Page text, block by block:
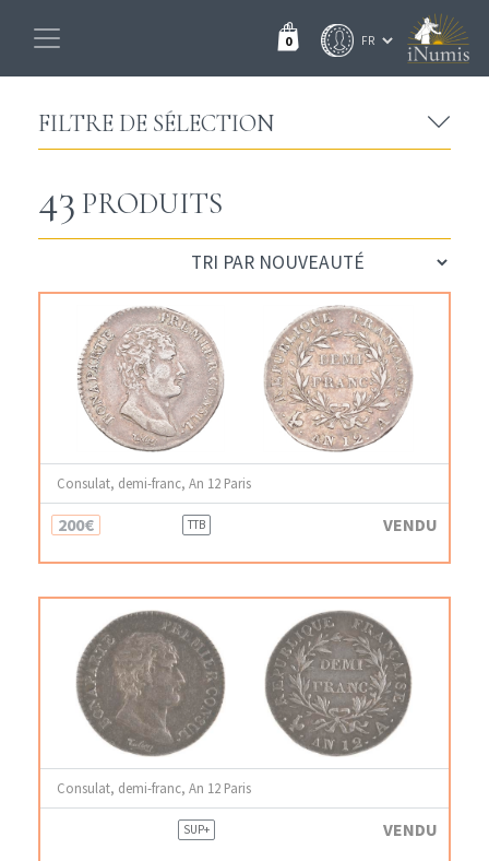
0
FILTRE DE SÉLECTION
43 PRODUITS
Consulat, demi-franc, An 12 Paris
200€ TTB VENDU
Consulat, demi-franc, An 12 Paris
SUP+ VENDU